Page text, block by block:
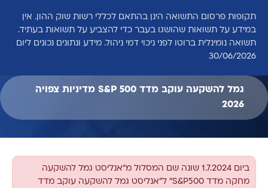
תקופות פרסום התשואה הינן בהתאם לכללי רשות שוק ההון. אין
במידע על תשואות שהושגו בעבר כדי להצביע על תשואות בעתיד.
תשואה נומינלית ברוטו לפני ניכוי דמי ניהול. מידע ונתונים נכונים ליום
30/06/2026
גמל להשקעה עוקב מדד S&P 500 מדיניות צפויה
2026
ביום 1.7.2024 שונה שם המסלול מ"אנליסט גמל להשקעה
מחקה מדד S&P500" ל"אנליסט גמל להשקעה עוקב מדד